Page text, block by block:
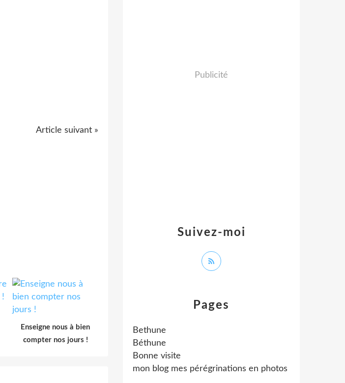
Article suivant »
Enseigne nous à bien
compter nos jours !
Pages
Bethune
Béthune
Bonne visite
mon blog mes pérégrinations en photos
Suivez-moi
Publicité